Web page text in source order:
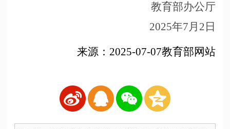
教育部办公厅
2025年7月2日
来源： 2025-07-07教育部网站